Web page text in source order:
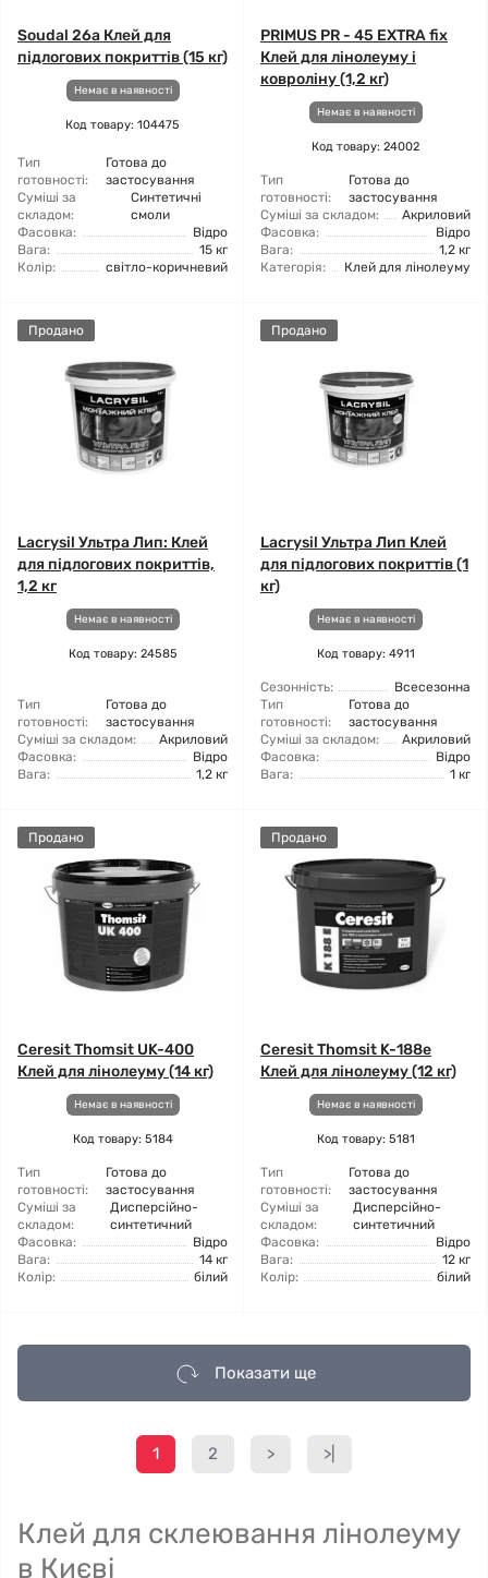
Soudal 26а Клей для
підлогових покриттів (15 кг)
Немає в наявності
Код товару: 104475
Тип
готовності:
Готова до
застосування
Суміші за
складом:
Синтетичні
смоли
Фасовка:
Відро
Вага:
15 кг
Колір:
світло-коричневий
PRIMUS PR - 45 EXTRA fix
Клей для лінолеуму і
ковроліну (1,2 кг)
Немає в наявності
Код товару: 24002
Тип
готовності:
Готова до
застосування
Суміші за складом:
Акриловий
Фасовка:
Відро
Вага:
1,2 кг
Категорія:
Клей для лінолеуму
Продано
Lacrysil Ультра Лип: Клей
для підлогових покриттів,
1,2 кг
Немає в наявності
Код товару: 24585
Тип
готовності:
Готова до
застосування
Суміші за складом:
Акриловий
Фасовка:
Відро
Вага:
1,2 кг
Продано
Lacrysil Ультра Лип Клей
для підлогових покриттів (1
кг)
Немає в наявності
Код товару: 4911
Сезонність:
Всесезонна
Тип
готовності:
Готова до
застосування
Суміші за складом:
Акриловий
Фасовка:
Відро
Вага:
1 кг
Продано
Ceresit Thomsit UK-400
Клей для лінолеуму (14 кг)
Немає в наявності
Код товару: 5184
Тип
готовності:
Готова до
застосування
Суміші за
складом:
Дисперсійно-
синтетичний
Фасовка:
Відро
Вага:
14 кг
Колір:
білий
Продано
Ceresit Thomsit K-188e
Клей для лінолеуму (12 кг)
Немає в наявності
Код товару: 5181
Тип
готовності:
Готова до
застосування
Суміші за
складом:
Дисперсійно-
синтетичний
Фасовка:
Відро
Вага:
12 кг
Колір:
білий
Показати ще
1 2 > >|
Клей для склеювання лінолеуму
в Києві